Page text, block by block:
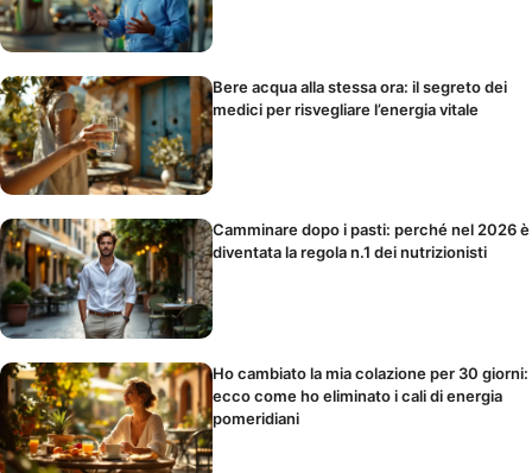
Bere acqua alla stessa ora: il segreto dei
medici per risvegliare l’energia vitale
Camminare dopo i pasti: perché nel 2026 è
diventata la regola n.1 dei nutrizionisti
Ho cambiato la mia colazione per 30 giorni:
ecco come ho eliminato i cali di energia
pomeridiani